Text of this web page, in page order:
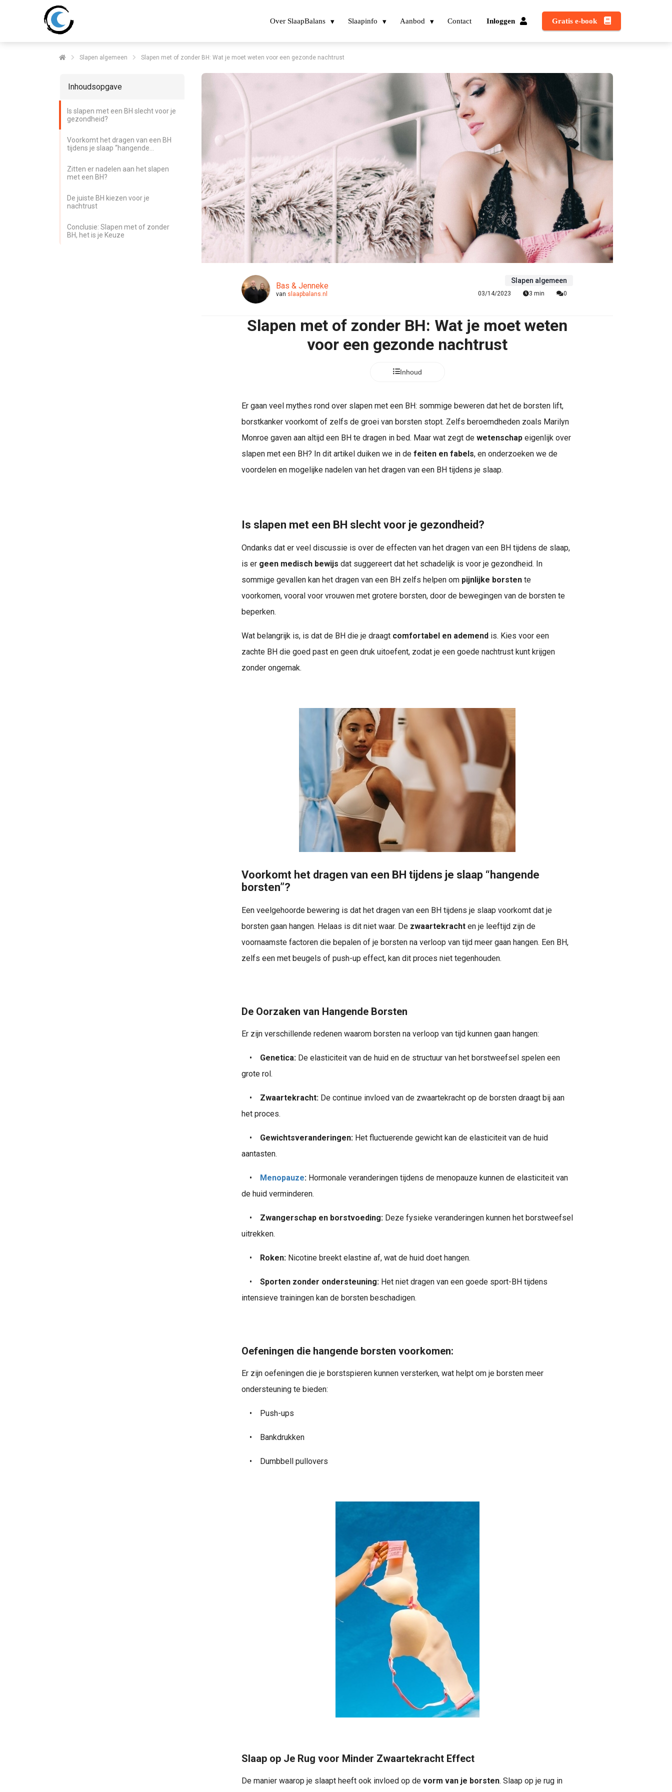
Over SlaapBalans Slaapinfo Aanbod Contact Inloggen Gratis e-book
Slapen algemeen Slapen met of zonder BH: Wat je moet weten voor een gezonde nachtrust
Inhoudsopgave
Is slapen met een BH slecht voor je
gezondheid?
Voorkomt het dragen van een BH
tijdens je slaap “hangende
Zitten er nadelen aan het slapen
met een BH?
De juiste BH kiezen voor je
nachtrust
Conclusie: Slapen met of zonder
BH, het is je Keuze
Bas & Jenneke
van slaapbalans.nl
Slapen algemeen
03/14/2023 3 min 0
Slapen met of zonder BH: Wat je moet weten
voor een gezonde nachtrust
Inhoud
Er gaan veel mythes rond over slapen met een BH: sommige beweren dat het de borsten lift,
borstkanker voorkomt of zelfs de groei van borsten stopt. Zelfs beroemdheden zoals Marilyn
Monroe gaven aan altijd een BH te dragen in bed. Maar wat zegt de wetenschap eigenlijk over
slapen met een BH? In dit artikel duiken we in de feiten en fabels, en onderzoeken we de
voordelen en mogelijke nadelen van het dragen van een BH tijdens je slaap.
Is slapen met een BH slecht voor je gezondheid?
Ondanks dat er veel discussie is over de effecten van het dragen van een BH tijdens de slaap,
is er geen medisch bewijs dat suggereert dat het schadelijk is voor je gezondheid. In
sommige gevallen kan het dragen van een BH zelfs helpen om pijnlijke borsten te
voorkomen, vooral voor vrouwen met grotere borsten, door de bewegingen van de borsten te
beperken.
Wat belangrijk is, is dat de BH die je draagt comfortabel en ademend is. Kies voor een
zachte BH die goed past en geen druk uitoefent, zodat je een goede nachtrust kunt krijgen
zonder ongemak.
Voorkomt het dragen van een BH tijdens je slaap “hangende
borsten”?
Een veelgehoorde bewering is dat het dragen van een BH tijdens je slaap voorkomt dat je
borsten gaan hangen. Helaas is dit niet waar. De zwaartekracht en je leeftijd zijn de
voornaamste factoren die bepalen of je borsten na verloop van tijd meer gaan hangen. Een BH,
zelfs een met beugels of push-up effect, kan dit proces niet tegenhouden.
De Oorzaken van Hangende Borsten
Er zijn verschillende redenen waarom borsten na verloop van tijd kunnen gaan hangen:
• Genetica: De elasticiteit van de huid en de structuur van het borstweefsel spelen een
grote rol.
• Zwaartekracht: De continue invloed van de zwaartekracht op de borsten draagt bij aan
het proces.
• Gewichtsveranderingen: Het fluctuerende gewicht kan de elasticiteit van de huid
aantasten.
• Menopauze: Hormonale veranderingen tijdens de menopauze kunnen de elasticiteit van
de huid verminderen.
• Zwangerschap en borstvoeding: Deze fysieke veranderingen kunnen het borstweefsel
uitrekken.
• Roken: Nicotine breekt elastine af, wat de huid doet hangen.
• Sporten zonder ondersteuning: Het niet dragen van een goede sport-BH tijdens
intensieve trainingen kan de borsten beschadigen.
Oefeningen die hangende borsten voorkomen:
Er zijn oefeningen die je borstspieren kunnen versterken, wat helpt om je borsten meer
ondersteuning te bieden:
• Push-ups
• Bankdrukken
• Dumbbell pullovers
Slaap op Je Rug voor Minder Zwaartekracht Effect
De manier waarop je slaapt heeft ook invloed op de vorm van je borsten. Slaap op je rug in